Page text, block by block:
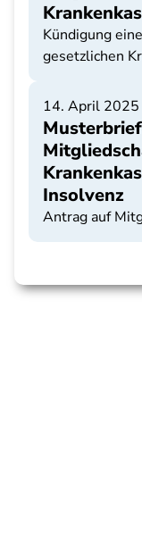
Kündigung
gesetzlichen
14. April 2025
Insolvenz
Antrag auf